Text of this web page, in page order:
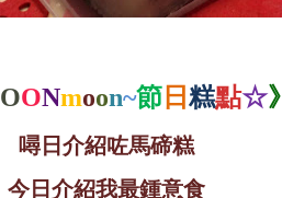
OONmoon~節 日 糕點☆》
噚日介紹咗馬碲糕
今日介紹我最鍾意食